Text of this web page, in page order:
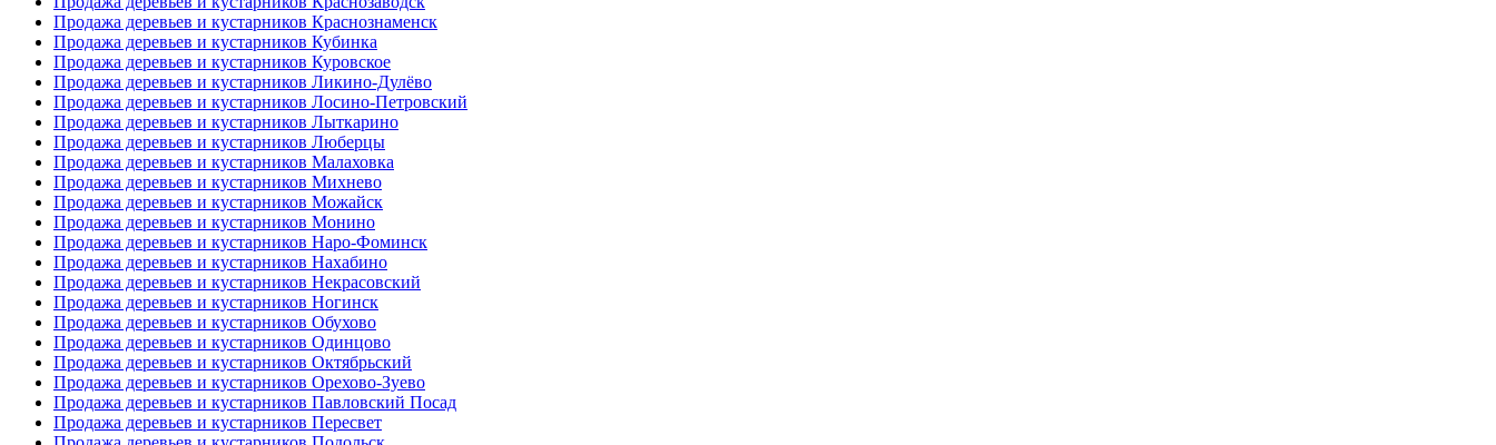
Продажа деревьев и кустарников Краснознаменск
Продажа деревьев и кустарников Кубинка
Продажа деревьев и кустарников Куровское
Продажа деревьев и кустарников Ликино-Дулёво
Продажа деревьев и кустарников Лосино-Петровский
Продажа деревьев и кустарников Лыткарино
Продажа деревьев и кустарников Люберцы
Продажа деревьев и кустарников Малаховка
Продажа деревьев и кустарников Михнево
Продажа деревьев и кустарников Можайск
Продажа деревьев и кустарников Монино
Продажа деревьев и кустарников Наро-Фоминск
Продажа деревьев и кустарников Нахабино
Продажа деревьев и кустарников Некрасовский
Продажа деревьев и кустарников Ногинск
Продажа деревьев и кустарников Обухово
Продажа деревьев и кустарников Одинцово
Продажа деревьев и кустарников Октябрьский
Продажа деревьев и кустарников Орехово-Зуево
Продажа деревьев и кустарников Павловский Посад
Продажа деревьев и кустарников Пересвет